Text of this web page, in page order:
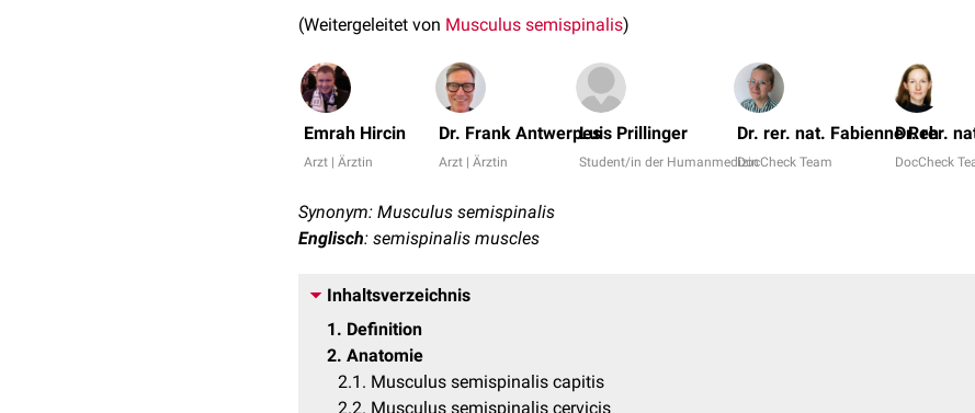
(Weitergeleitet von Musculus semispinalis)
Emrah Hircin
Arzt | Ärztin
Dr. Frank Antwerpes
Arzt | Ärztin
Luis Prillinger
Student/in der Humanmedizin
Dr. rer. nat. Fabienne Reh
DocCheck Team
Dr. rer.
DocCheck
Synonym: Musculus semispinalis
Englisch: semispinalis muscles
Inhaltsverzeichnis
1
Definition
2 Anatomie
2.1
Musculus semispinalis capitis
2.2 Musculus semispinalis cervicis